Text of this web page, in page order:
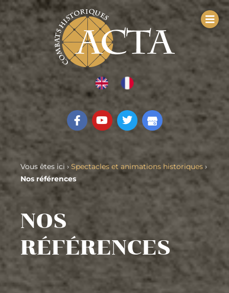
Vous êtes ici › Spectacles et animations historiques ›
Nos références
NOS
RÉFÉRENCES